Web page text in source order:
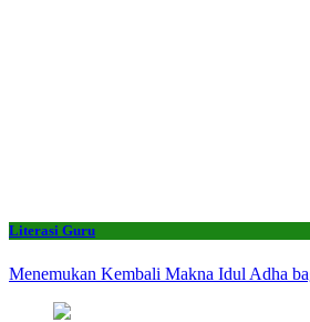
Literasi Guru
Menemukan Kembali Makna Idul Adha